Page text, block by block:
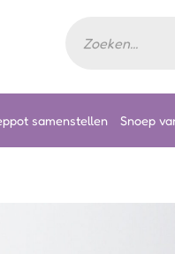
zoeken
samenstellen Snoep